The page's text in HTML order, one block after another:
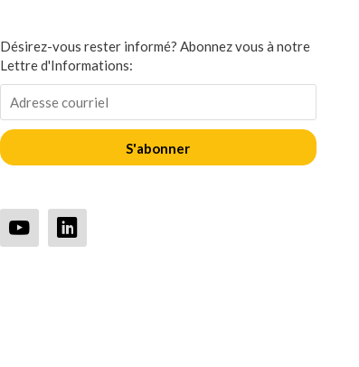
Désirez-vous rester informé? Abonnez vous à notre
Lettre d'Informations:
S'abonner